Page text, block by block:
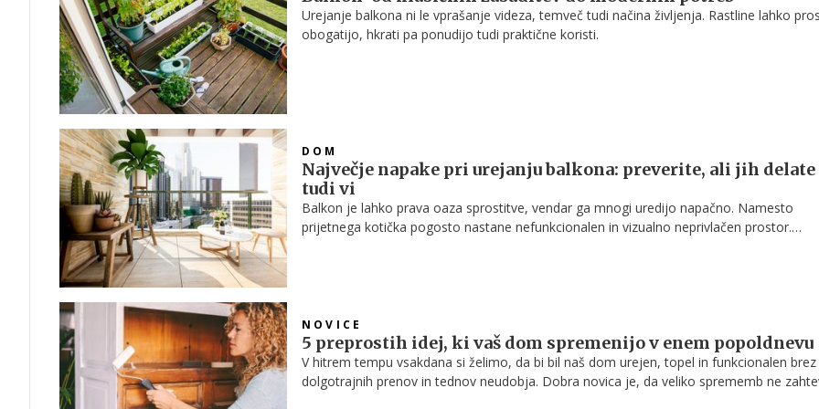
Urejanje balkona ni le vprašanje videza, temveč tudi načina življenja. Rastline lahko
obogatijo, hkrati pa ponudijo tudi praktične koristi.
DOM
Največje napake pri urejanju balkona: preverite, ali jih delate
tudi vi
Balkon je lahko prava oaza sprostitve, vendar ga mnogi uredijo napačno. Namesto
prijetnega kotička pogosto nastane nefunkcionalen in vizualno neprivlačen prostor.
NOVICE
5 preprostih idej, ki vaš dom spremenijo v enem popoldnevu
V hitrem tempu vsakdana si želimo, da bi bil naš dom urejen, topel in funkcionalen brez
dolgotrajnih prenov in tednov neudobja. Dobra novica je, da veliko sprememb ne